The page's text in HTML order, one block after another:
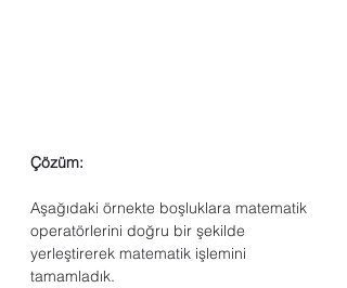
Çözüm:
Aşağıdaki örnekte boşluklara matematik
operatörlerini doğru bir şekilde
yerleştirerek matematik işlemini
tamamladık.